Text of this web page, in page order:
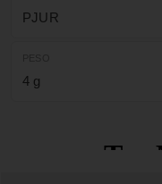
PJUR
4 g